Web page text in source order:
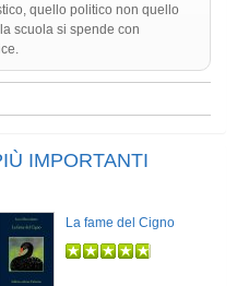
quello politico non quello
scuola si spende con
IMPORTANTI
La fame del Cigno